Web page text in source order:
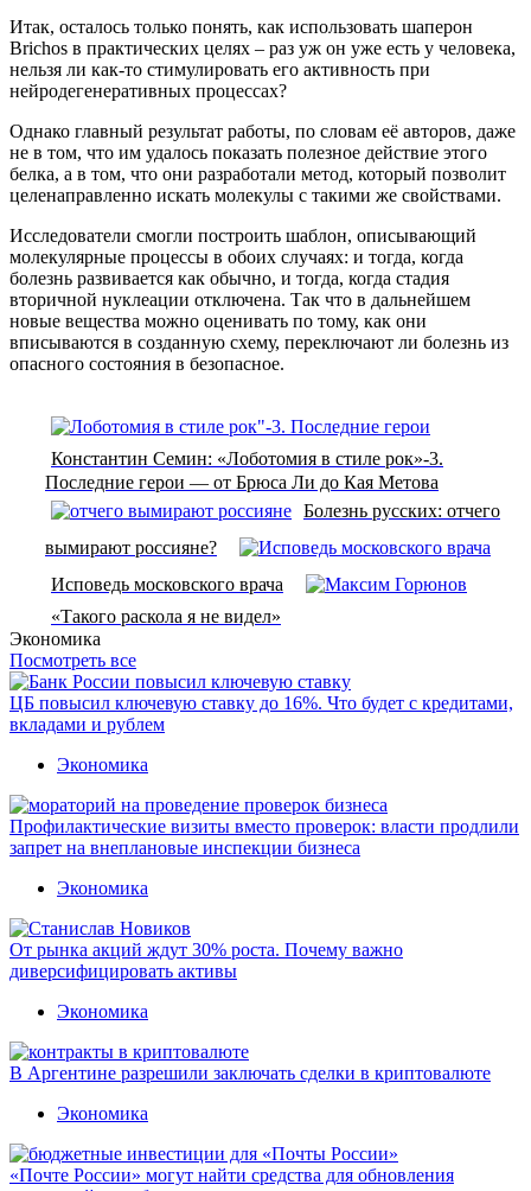
Итак, осталось только понять, как использовать шаперон
Brichos в практических целях – раз уж он уже есть у человека,
нельзя ли как-то стимулировать его активность при
нейродегенеративных процессах?
Однако главный результат работы, по словам её авторов, даже
не в том, что им удалось показать полезное действие этого
белка, а в том, что они разработали метод, который позволит
целенаправленно искать молекулы с такими же свойствами.
Исследователи смогли построить шаблон, описывающий
молекулярные процессы в обоих случаях: и тогда, когда
болезнь развивается как обычно, и тогда, когда стадия
вторичной нуклеации отключена. Так что в дальнейшем
новые вещества можно оценивать по тому, как они
вписываются в созданную схему, переключают ли болезнь из
опасного состояния в безопасное.
Константин Семин: «Лоботомия в стиле рок»-3.
Последние герои — от Брюса Ли до Кая Метова
Болезнь русских: отчего
вымирают россияне?
Исповедь московского врача
«Такого раскола я не видел»
Экономика
Посмотреть все
ЦБ повысил ключевую ставку до 16%. Что будет с кредитами,
вкладами и рублем
Экономика
Профилактические визиты вместо проверок: власти продлили
запрет на внеплановые инспекции бизнеса
Экономика
От рынка акций ждут 30% роста. Почему важно
диверсифицировать активы
Экономика
В Аргентине разрешили заключать сделки в криптовалюте
Экономика
«Почте России» могут найти средства для обновления